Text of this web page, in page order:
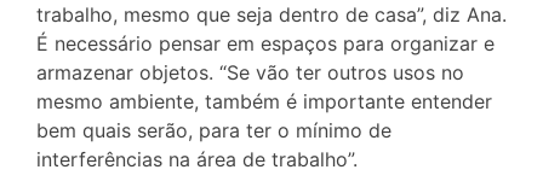
trabalho, mesmo que seja dentro de casa”, diz Ana.
É necessário pensar em espaços para organizar e
armazenar objetos. “Se vão ter outros usos no
mesmo ambiente, também é importante entender
bem quais serão, para ter o mínimo de
interferências na área de trabalho”.